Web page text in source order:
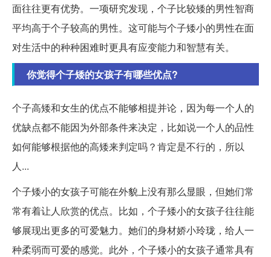
面往往更有优势。一项研究发现，个子比较矮的男性智商
平均高于个子较高的男性。这可能与个子矮小的男性在面
对生活中的种种困难时更具有应变能力和智慧有关。
你觉得个子矮的女孩子有哪些优点?
个子高矮和女生的优点不能够相提并论，因为每一个人的
优缺点都不能因为外部条件来决定，比如说一个人的品性
如何能够根据他的高矮来判定吗？肯定是不行的，所以
人...
个子矮小的女孩子可能在外貌上没有那么显眼，但她们常
常有着让人欣赏的优点。比如，个子矮小的女孩子往往能
够展现出更多的可爱魅力。她们的身材娇小玲珑，给人一
种柔弱而可爱的感觉。此外，个子矮小的女孩子通常具有